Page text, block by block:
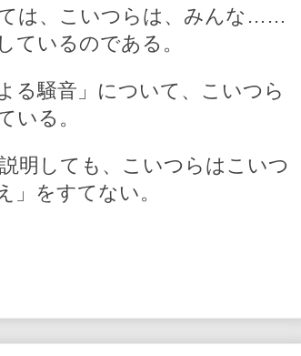
は、こいつらは、みんな……
いるのである。
る騒音」について、こいつら
いる。
明しても、こいつらはこいつ
」をすてない。